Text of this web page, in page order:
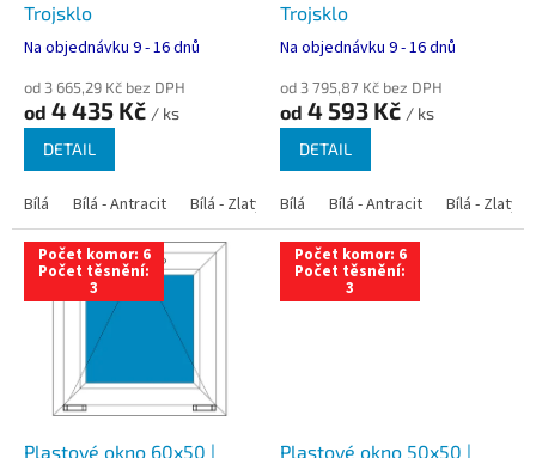
Trojsklo
Na objednávku 9 - 16 dnů
od 3 665,29 Kč bez DPH
od 4 435 Kč / ks
DETAIL
Bílá Bílá - Antracit Bílá - Zlatý dub Bílá - Tmavý dub Bílá -
Trojsklo
Na objednávku 9 - 16 dnů
od 3 795,87 Kč bez DPH
od 4 593 Kč / ks
DETAIL
Bílá Bílá - Antracit Bílá - Zlatý
Počet komor: 6
Počet těsnění:
3
Plastové okno 60x50 |
Počet komor: 6
Počet těsnění:
3
Plastové okno 50x50 |